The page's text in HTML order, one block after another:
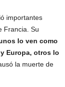
importantes
Francia. Su
lo ven como
Europa, otros lo
la muerte de